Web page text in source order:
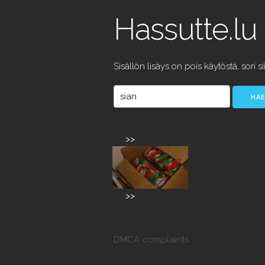
Hassutte.lu
Sisällön lisäys on pois käytöstä, sori
>>
>>
DMCA complaints